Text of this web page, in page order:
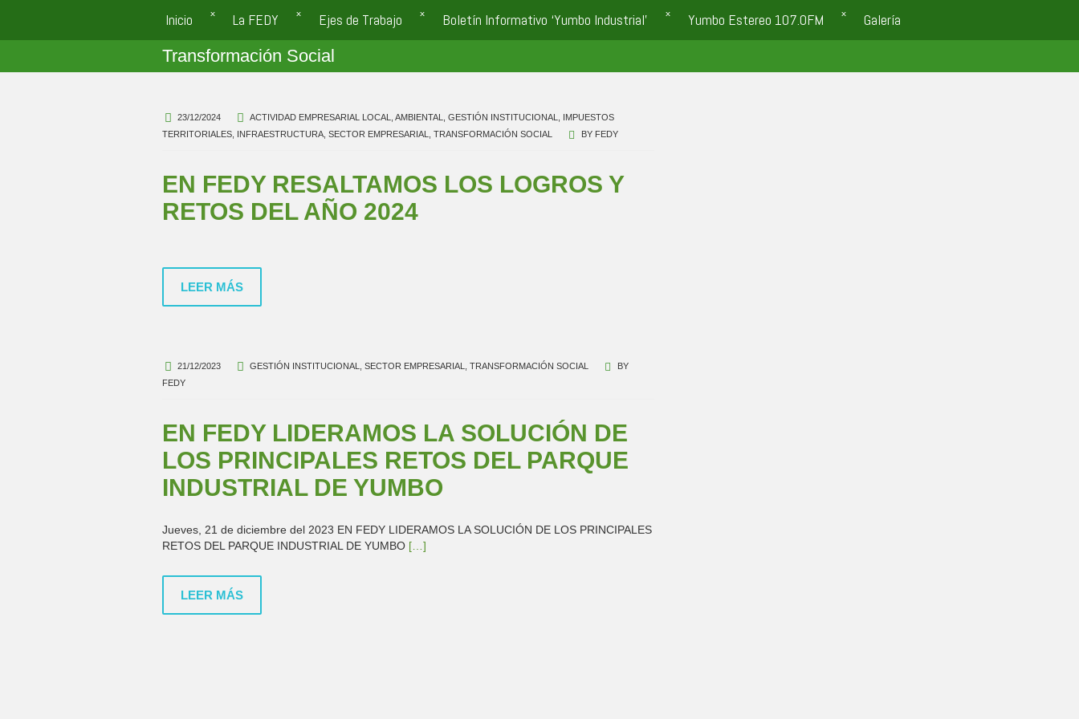
Inicio La FEDY Ejes de Trabajo Boletín Informativo ‘Yumbo Industrial’ Yumbo Estereo 107.0FM Galería
Transformación Social
23/12/2024 ACTIVIDAD EMPRESARIAL LOCAL AMBIENTAL GESTIÓN INSTITUCIONAL
IMPUESTOS
TERRITORIALES INFRAESTRUCTURA SECTOR EMPRESARIAL TRANSFORMACIÓN SOCIAL BY FEDY
EN FEDY RESALTAMOS LOS LOGROS Y
RETOS DEL AÑO 2024
LEER MÁS
21/12/2023 GESTIÓN INSTITUCIONAL SECTOR EMPRESARIAL TRANSFORMACIÓN SOCIAL
BY
FEDY
EN FEDY LIDERAMOS LA SOLUCIÓN DE
LOS PRINCIPALES RETOS DEL PARQUE
INDUSTRIAL DE YUMBO
Jueves, 21 de diciembre del 2023 EN FEDY LIDERAMOS LA SOLUCIÓN DE LOS PRINCIPALES
RETOS DEL PARQUE INDUSTRIAL DE YUMBO […]
LEER MÁS